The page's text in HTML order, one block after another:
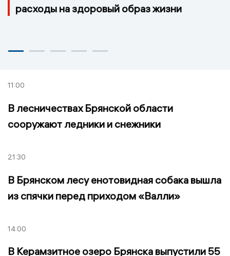
расходы на здоровый образ жизни
11:00
В лесничествах Брянской области
сооружают ледники и снежники
21:30
В Брянском лесу енотовидная собака вышла
из спячки перед приходом «Валли»
14:00
В Керамзитное озеро Брянска выпустили 55